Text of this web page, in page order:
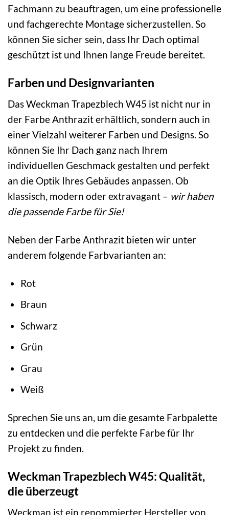
Fachmann zu beauftragen, um eine professionelle
und fachgerechte Montage sicherzustellen. So
können Sie sicher sein, dass Ihr Dach optimal
geschützt ist und Ihnen lange Freude bereitet.
Farben und Designvarianten
Das Weckman Trapezblech W45 ist nicht nur in
der Farbe Anthrazit erhältlich, sondern auch in
einer Vielzahl weiterer Farben und Designs. So
können Sie Ihr Dach ganz nach Ihrem
individuellen Geschmack gestalten und perfekt
an die Optik Ihres Gebäudes anpassen. Ob
klassisch, modern oder extravagant – wir haben
die passende Farbe für Sie!
Neben der Farbe Anthrazit bieten wir unter
anderem folgende Farbvarianten an:
Rot
Braun
Schwarz
Grün
Grau
Weiß
Sprechen Sie uns an, um die gesamte Farbpalette
zu entdecken und die perfekte Farbe für Ihr
Projekt zu finden.
Weckman Trapezblech W45: Qualität,
die überzeugt
Weckman ist ein renommierter Hersteller von